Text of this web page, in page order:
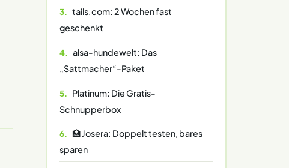
tails.com: 2 Wochen fast
geschenkt
alsa-hundewelt: Das
„Sattmacher“-Paket
Platinum: Die Gratis-
Schnupperbox
🏥 Josera: Doppelt testen, bares
sparen